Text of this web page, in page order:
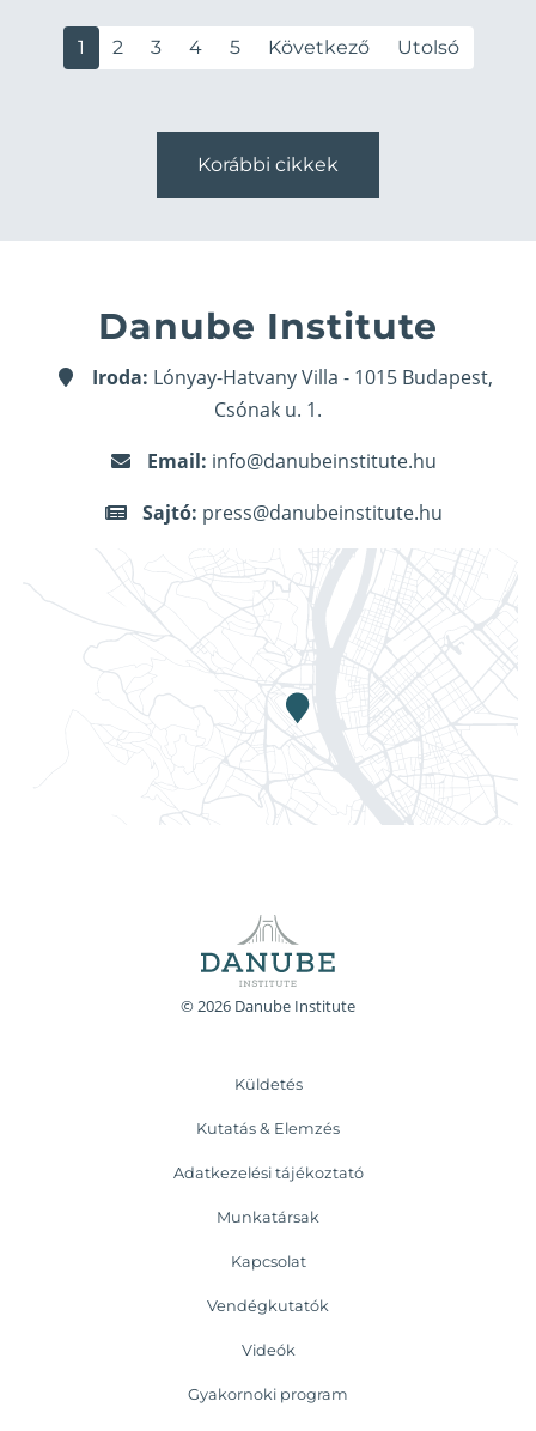
1 2 3 4 5 Következő Utolsó
Korábbi cikkek
Danube Institute
Iroda: Lónyay-Hatvany Villa - 1015 Budapest,
Csónak u. 1.
Email: info@danubeinstitute.hu
Sajtó: press@danubeinstitute.hu
© 2026 Danube Institute
Küldetés
Kutatás & Elemzés
Adatkezelési tájékoztató
Munkatársak
Kapcsolat
Vendégkutatók
Videók
Gyakornoki program